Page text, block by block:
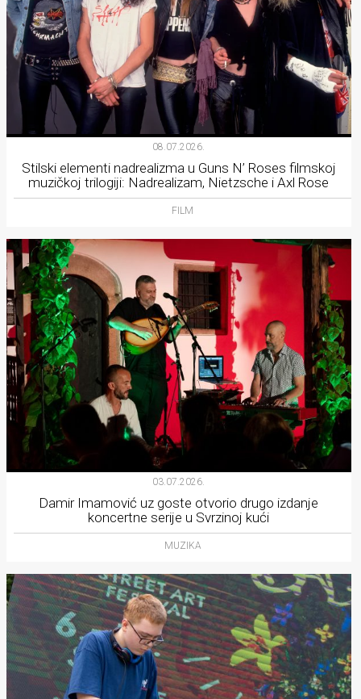
08.07.2026.
Stilski elementi nadrealizma u Guns N’ Roses filmskoj
muzičkoj trilogiji: Nadrealizam, Nietzsche i Axl Rose
FILM
03.07.2026.
Damir Imamović uz goste otvorio drugo izdanje
koncertne serije u Svrzinoj kući
MUZIKA